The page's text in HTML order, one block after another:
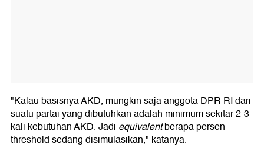
"Kalau basisnya AKD, mungkin saja anggota DPR RI dari
suatu partai yang dibutuhkan adalah minimum sekitar 2-3
kali kebutuhan AKD. Jadi equivalentberapa persen
threshold sedang disimulasikan," katanya.